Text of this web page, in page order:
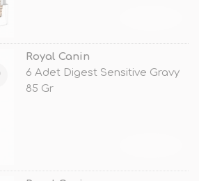
Royal Canin
6 Adet Digest Sensitive Gravy
85 Gr